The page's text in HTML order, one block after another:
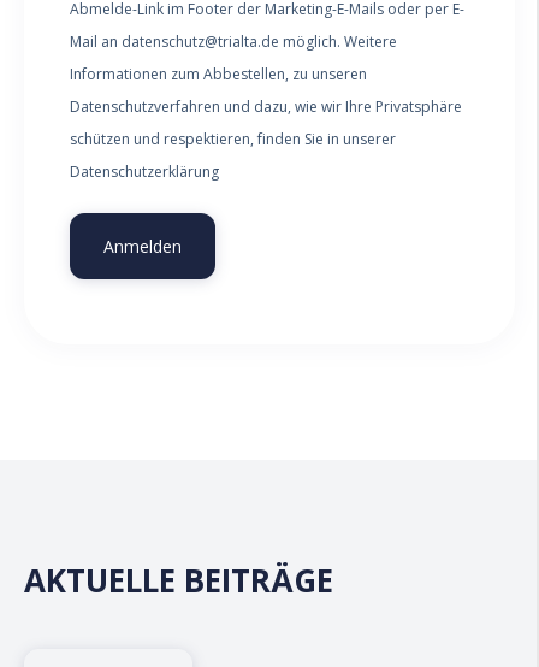
Abmelde-Link im Footer der Marketing-E-Mails oder per E-
Mail an datenschutz@trialta.de möglich. Weitere
Informationen zum Abbestellen, zu unseren
Datenschutzverfahren und dazu, wie wir Ihre Privatsphäre
schützen und respektieren, finden Sie in unserer
Datenschutzerklärung
AKTUELLE BEITRÄGE